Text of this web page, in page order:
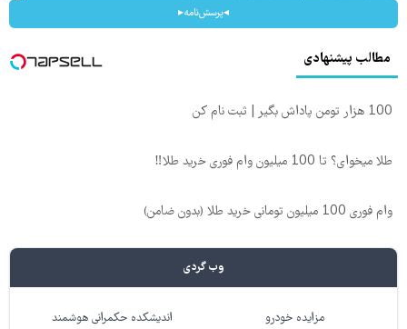
◂پرسش‌نامه▸
مطالب پیشنهادی
100 هزار تومن پاداش بگیر | ثبت نام کن
طلا میخوای؟ تا 100 میلیون وام فوری خرید طلا‼️
وام فوری 100 میلیون تومانی خرید طلا (بدون ضامن)
وب گردی
مزایده خودرو اندیشکده حکمرانی هوشمند